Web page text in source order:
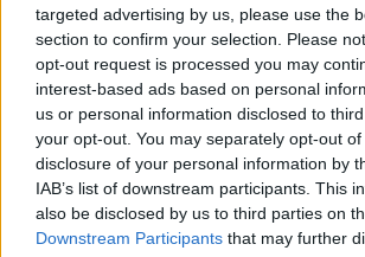
targeted advertising by us, please use the
section to confirm your selection. Please
opt-out request is processed you may
interest-based ads based on personal
us or personal information disclosed to
your opt-out. You may separately opt-out
disclosure of your personal information by
IAB’s list of downstream participants. This
also be disclosed by us to third parties on
Downstream Participants that may further
Ungarischer Milliardärbehauptet,
der Tisza-Partei zu sein
: Partei sagt, er habe
Tage vor den Wahlen gespendet
Gekennzeichnetes Bild:Anadolu Agentur
category Hungarian politics #category politics